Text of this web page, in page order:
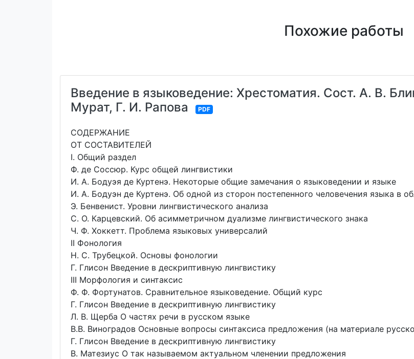
Похожие работы
Введение в языковедение: Хрестоматия. Сост. А. В.
Мурат, Г. И. Рапова
PDF
СОДЕРЖАНИЕ
ОТ СОСТАВИТЕЛЕЙ
I. Общий раздел
Ф. де Соссюр. Курс общей лингвистики
И. А. Бодуэя де Куртенэ. Некоторые общие замечания о языковедении и языке
И. А. Бодуэн де Куртенэ. Об одной из сторон постепенного человечения языка в
Э. Бенвенист. Уровни лингвистического анализа
С. О. Карцевский. Об асимметричном дуализме лингвистического знака
Ч. Ф. Хоккетт. Проблема языковых универсалий
II Фонология
Н. С. Трубецкой. Основы фонологии
Г. Глисон Введение в дескриптивную лингвистику
III Морфология и синтаксис
Ф. Ф. Фортунатов. Сравнительное языковедение. Общий курс
Г. Глисон Введение в дескриптивную лингвистику
Л. В. Щерба О частях речи в русском языке
В.В. Виноградов Основные вопросы синтаксиса предложения (на материале
Г. Глисон Введение в дескриптивную лингвистику
В. Матезиус О так называемом актуальном членении предложения